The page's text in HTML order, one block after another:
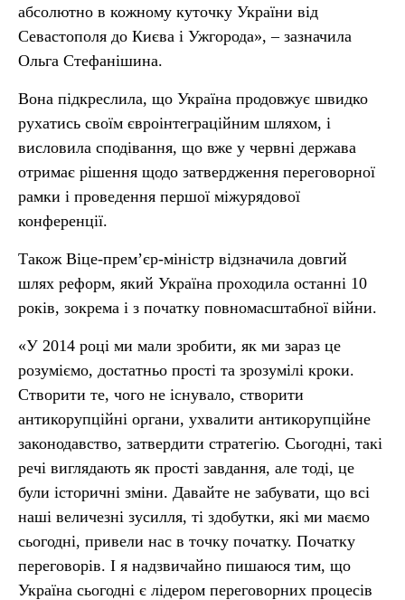
абсолютно в кожному куточку України від
Севастополя до Києва і Ужгорода», – зазначила
Ольга Стефанішина.
Вона підкреслила, що Україна продовжує швидко
рухатись своїм євроінтеграційним шляхом, і
висловила сподівання, що вже у червні держава
отримає рішення щодо затвердження переговорної
рамки і проведення першої міжурядової
конференції.
Також Віце-прем’єр-міністр відзначила довгий
шлях реформ, який Україна проходила останні 10
років, зокрема і з початку повномасштабної війни.
«У 2014 році ми мали зробити, як ми зараз це
розуміємо, достатньо прості та зрозумілі кроки.
Створити те, чого не існувало, створити
антикорупційні органи, ухвалити антикорупційне
законодавство, затвердити стратегію. Сьогодні, такі
речі виглядають як прості завдання, але тоді, це
були історичні зміни. Давайте не забувати, що всі
наші величезні зусилля, ті здобутки, які ми маємо
сьогодні, привели нас в точку початку. Початку
переговорів. І я надзвичайно пишаюся тим, що
Україна сьогодні є лідером переговорних процесів